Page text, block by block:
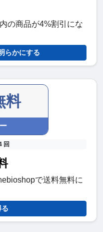
の商品が4%割引にな
らかにする
料
回
で送料無料に